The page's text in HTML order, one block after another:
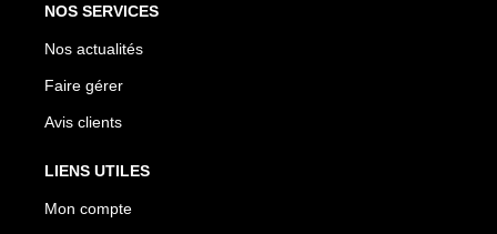
NOS SERVICES
Nos actualités
Faire gérer
Avis clients
LIENS UTILES
Mon compte